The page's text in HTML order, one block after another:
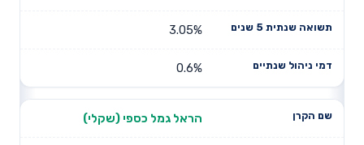
3.05%
0.6%
הראל גמל כספי (שקלי)